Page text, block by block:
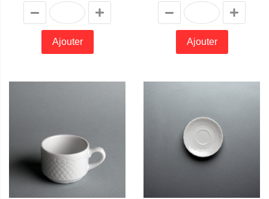
Ajouter Ajouter